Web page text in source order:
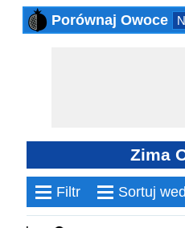
Porównaj Owoce
Zima
≡ Filtr ≡ Sortuj